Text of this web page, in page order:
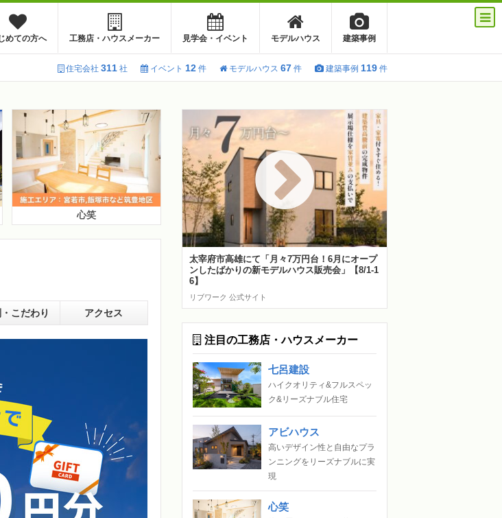
めての方へ 工務店・ハウスメーカー 見学会・イベント モデルハウス 建築事例
住宅会社 311 社 イベント 12 件 モデルハウス 67 件 建築事例 119 件
心笑
こだわり アクセス
太宰府市高雄にて「月々7万円台！6月にオープ
ンしたばかりの新モデルハウス販売会」【8/1-1
6】
リブワーク 公式サイト
注目の工務店・ハウスメーカー
七呂建設
ハイクオリティ&フルスペッ
ク&リーズナブル住宅
アビハウス
高いデザイン性と自由なプラ
ンニングをリーズナブルに実
現
心笑